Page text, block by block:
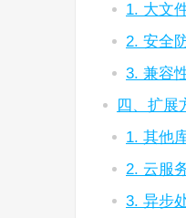
1. 大文
2. 安全
3. 兼容
四、扩展
1. 其他
2. 云服
3. 异步